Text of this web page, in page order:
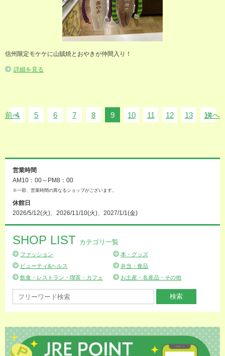
信州限定モケケに山賊焼とおやきが仲間入り！
詳細を見る
前へ
4 5 6 7 8 9 10 11 12 13 14
次へ
営業時間
AM10：00～PM8：00
※一部、営業時間の異なるショップがございます。
休館日
2026/5/12(火)、2026/11/10(火)、2027/1/1(金)
SHOP LIST カテゴリ一覧
ファッション
本・グッズ
ビューティ&ヘルス
弁当・食品
飲食・レストラン・喫茶・カフェ
お土産・名産品・その他